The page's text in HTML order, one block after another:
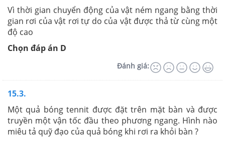
Vì thời gian chuyển động của vật ném ngang bằng thời
gian rơi của vật rơi tự do của vật được thả từ cùng một
độ cao
Chọn đáp án D
Đánh giá:
15.3.
Một quả bóng tennit được đặt trên mặt bàn và được
truyền một vận tốc đầu theo phương ngang. Hình nào
miêu tả quỹ đạo của quả bóng khi rơi ra khỏi bàn ?